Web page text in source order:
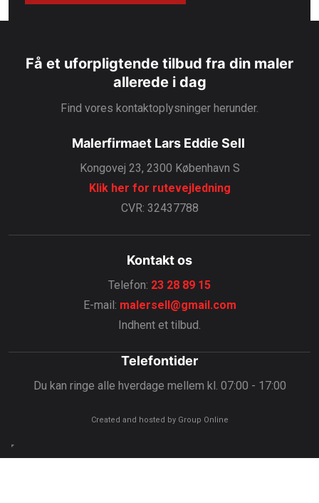
Få et uforpligtende tilbud fra din maler
allerede i dag
Find vores kontaktoplysninger herunder.
Malerfirmaet Lars Eddie Sell
Kongovej 23, 2300 København S
Klik her for rutevejledning
CVR: 32437788
Kontakt os
Telefon: 23 28 89 15
E-mail: malersell@gmail.com
Indhent et tilbud.
Telefontider
Du kan ringe alle hverdage mellem ​kl. 07:00 - 17:00
Created and hosted by Group Online